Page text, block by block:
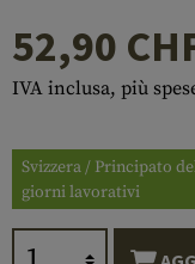
52,90
IVA inclusa, più
Svizzera / Principato
giorni lavorativi